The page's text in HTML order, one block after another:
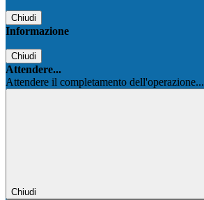
Chiudi
Informazione
Chiudi
Attendere...
Attendere il completamento dell'operazione...
Chiudi